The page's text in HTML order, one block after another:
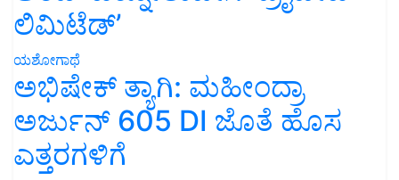
ಲಿಮಿಟೆಡ್’
ಯಶೋಗಾಥೆ
ಅಭಿಷೇಕ್ ತ್ಯಾಗಿ: ಮಹೀಂದ್ರಾ
ಅರ್ಜುನ್ 605 DI ಜೊತೆ ಹೊಸ
ಎತ್ತರಗಳಿಗೆ